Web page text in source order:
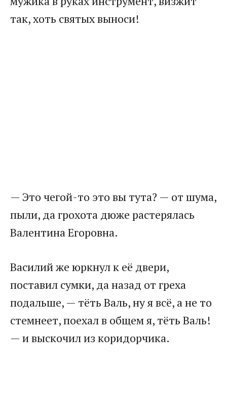
так, хоть святых выноси!
— Это чегой-то это вы тута? — от шума,
пыли, да грохота дюже растерялась
Валентина Егоровна.
Василий же юркнул к её двери,
поставил сумки, да назад от греха
подальше, — тёть Валь, ну я всё, а не то
стемнеет, поехал в общем я, тёть Валь!
— и выскочил из коридорчика.